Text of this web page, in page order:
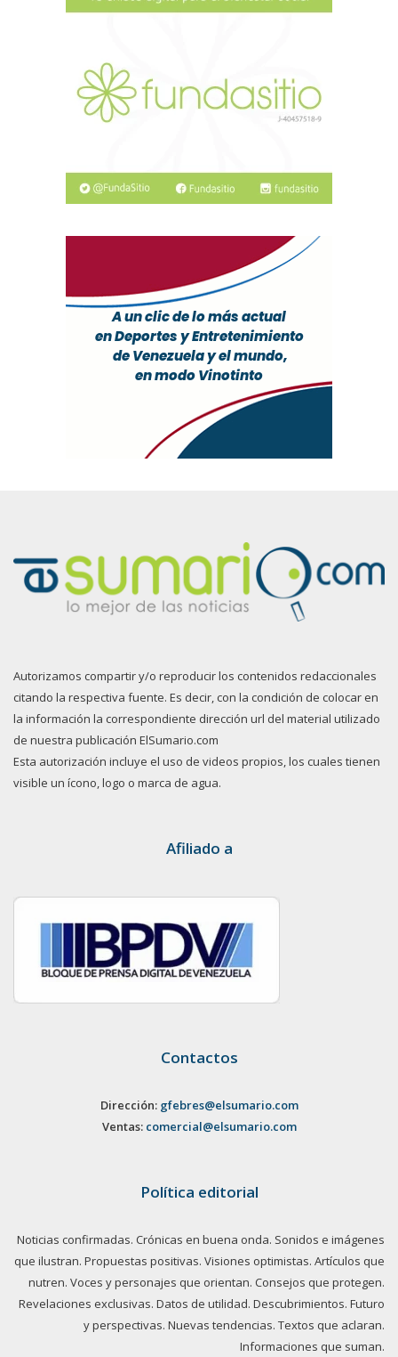
Autorizamos compartir y/o reproducir los contenidos redaccionales
citando la respectiva fuente. Es decir, con la condición de colocar en
la información la correspondiente dirección url del material utilizado
de nuestra publicación ElSumario.com
Esta autorización incluye el uso de videos propios, los cuales tienen
visible un ícono, logo o marca de agua.
Afiliado a
Contactos
Dirección: gfebres@elsumario.com
Ventas: comercial@elsumario.com
Política editorial
Noticias confirmadas. Crónicas en buena onda. Sonidos e imágenes
que ilustran. Propuestas positivas. Visiones optimistas. Artículos que
nutren. Voces y personajes que orientan. Consejos que protegen.
Revelaciones exclusivas. Datos de utilidad. Descubrimientos. Futuro
y perspectivas. Nuevas tendencias. Textos que aclaran.
Informaciones que suman.